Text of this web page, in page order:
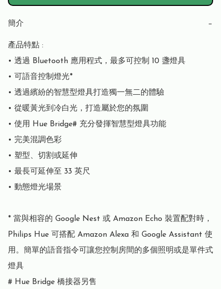
簡介 −
產品特點 :
• 透過 Bluetooth 應用程式，最多可控制 10 盞燈具
• 可語音控制燈光*
• 透過繽紛的智慧型燈具打造獨一無二的體驗
• 從暖黃光到冷白光，打造屬於您的氛圍
• 使用 Hue Bridge# 充分發揮智慧型燈具功能
• 完美混調色彩
• 塑型、切割或延伸
• 最長可延伸至 33 英尺
• 動態燈光場景
* 當與相容的 Google Nest 或 Amazon Echo 裝置配對時，
Philips Hue 可搭配 Amazon Alexa 和 Google Assistant 使
用。簡單的語音指令可讓您控制房間的多個照明或是單件式
燈具
# Hue Bridge 橋接器另售